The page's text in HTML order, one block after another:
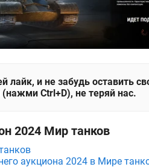
лайк, и не забудь оставить
Ctrl+D), не теряй нас.
2024 Мир танков
аукциона 2024 в Мире